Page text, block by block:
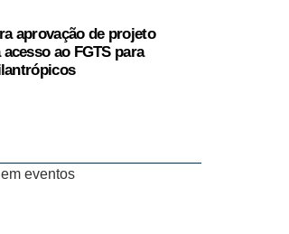
aprovação de projeto
ao FGTS para
eventos